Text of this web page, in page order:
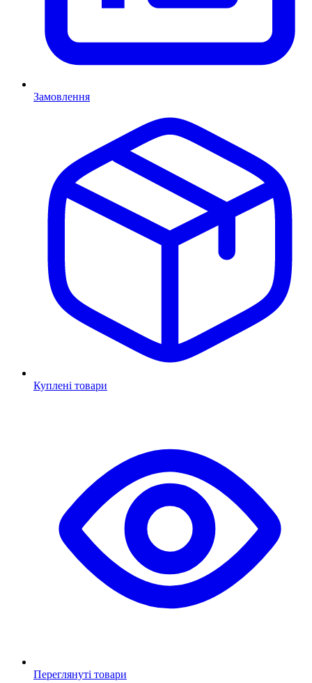
Замовлення
Куплені товари
Переглянуті товари